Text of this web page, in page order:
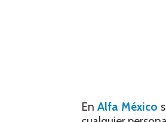
EnAlfa México